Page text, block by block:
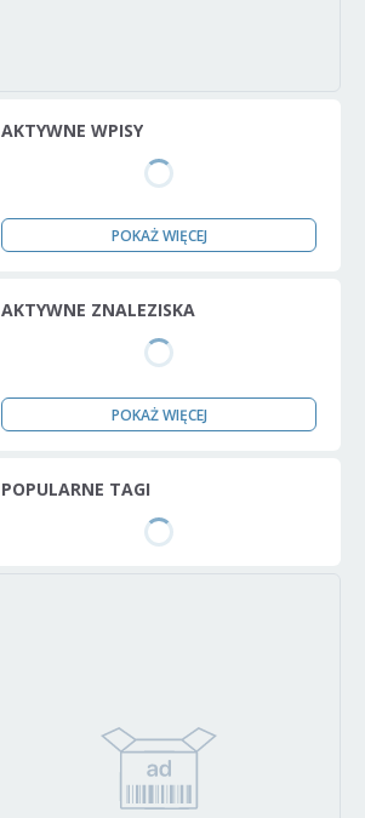
AKTYWNE WPISY
POKAŻ WIĘCEJ
AKTYWNE ZNALEZISKA
POKAŻ WIĘCEJ
POPULARNE TAGI